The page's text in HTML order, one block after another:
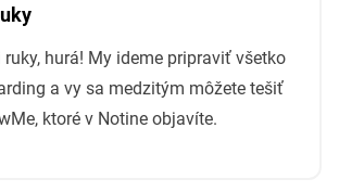
hurá! My ideme pripraviť všetko
a vy sa medzitým môžete tešiť
ktoré v Notine objavíte.